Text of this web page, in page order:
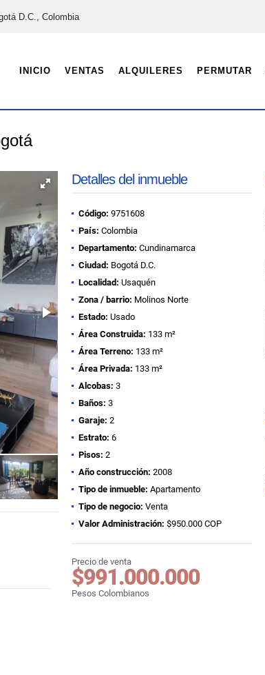
D.C., Colombia
INICIO VENTAS ALQUILERES PERMUTAR
Detalles del inmueble
Código: 9751608
País: Colombia
Departamento: Cundinamarca
Ciudad: Bogotá D.C.
Localidad: Usaquén
Zona / barrio: Molinos Norte
Estado: Usado
Área Construida: 133 m²
Área Terreno: 133 m²
Área Privada: 133 m²
Alcobas: 3
Baños: 3
Garaje: 2
Estrato: 6
Pisos: 2
Año construcción: 2008
Tipo de inmueble: Apartamento
Tipo de negocio: Venta
Valor Administración: $950.000 COP
Precio de venta
$991.000.000
Pesos Colombianos